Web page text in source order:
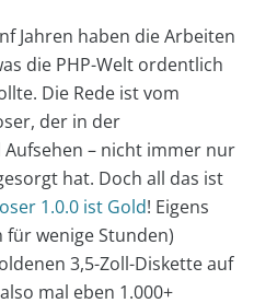
Jahren haben die Arbeiten
die PHP-Welt ordentlich
Die Rede ist vom
der in der
– nicht immer nur
hat. Doch all das ist
1.0.0 ist Gold! Eigens
wenige Stunden)
3,5-Zoll-Diskette auf
mal eben 1.000+